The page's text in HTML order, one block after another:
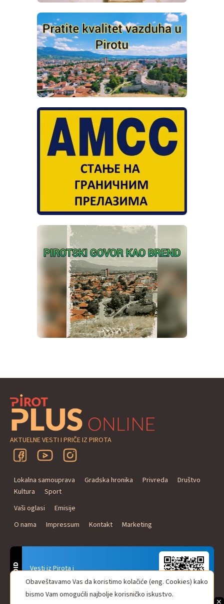
AKTUELNE VESTI I PRIČE IZ PIROTA
Lokalna samouprava Gradska hronika Privreda
Društvo
Kultura
Sport
Vaši oglasi
Emisije
O nama
Impressum Kontakt Marketing
Vesti iz Pirota i
Naxi Plus Radio
Uvek u Vašem džepu!
ANDROID Obaveštavamo Vas da koristimo kolačiće (eng. Cookies) kako
bismo Vam omogućili najbolje korisničko iskustvo.